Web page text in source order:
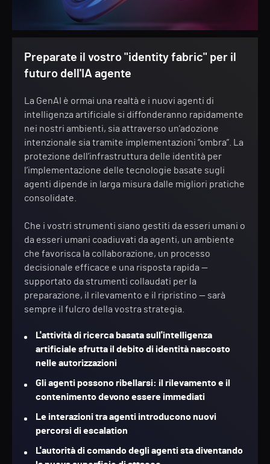
Preparate il vostro "identity fabric" per il
futuro dell'IA agente
La GenAI è ormai una realtà e i nuovi agenti di
intelligenza artificiale si diffonderanno rapidamente
nei nostri ambienti, sia attraverso un’adozione
intenzionale sia tramite implementazioni “ombra”. La
protezione dell’infrastruttura delle identità per
l’implementazione delle tecnologie basate sugli
agenti dipende in larga misura dalle migliori pratiche
consolidate.
Che i vostri strumenti siano gestiti da esseri umani o
da esseri umani coadiuvati da agenti, un ambiente
che favorisca la collaborazione, un processo
decisionale efficace e una risposta rapida —
supportato da strumenti collaudati per la
preparazione, il rilevamento e il ripristino — sarà
sempre il fulcro della vostra strategia.
L'attività di ricerca basata sull'intelligenza
artificiale sfrutta il debito di identità nascosto
nelle autorizzazioni
Gli agenti possono ribellarsi: il rilevamento e il
contenimento devono essere immediati
Le interazioni tra agenti introducono nuovi
percorsi di escalation
L'autorità di comando degli agenti sta diventando